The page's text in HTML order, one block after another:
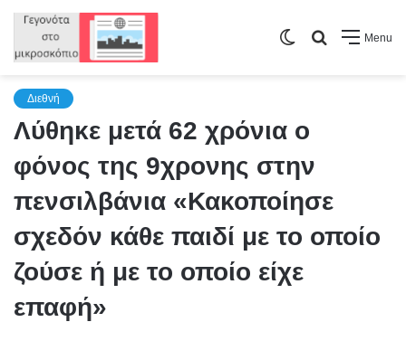
Menu
Search
Switch
Διεθνή
Λύθηκε μετά 62 χρόνια ο
φόνος της 9χρονης στην
πενσιλβάνια «Κακοποίησε
σχεδόν κάθε παιδί με το οποίο
ζούσε ή με το οποίο είχε
επαφή»